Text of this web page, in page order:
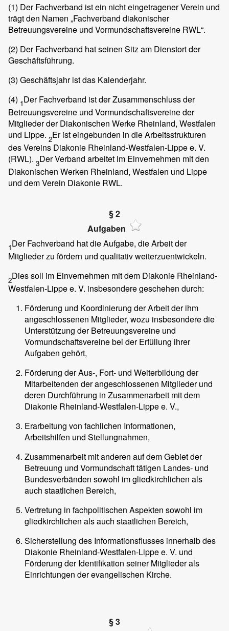
(1) Der Fachverband ist ein nicht eingetragener Verein und
trägt den Namen „Fachverband diakonischer
Betreuungsvereine und Vormundschaftsvereine RWL“.
(2) Der Fachverband hat seinen Sitz am Dienstort der
Geschäftsführung.
(3) Geschäftsjahr ist das Kalenderjahr.
(4) 1Der Fachverband ist der Zusammenschluss der
Betreuungsvereine und Vormundschaftsvereine der
Mitglieder der Diakonischen Werke Rheinland, Westfalen
und Lippe. 2Er ist eingebunden in die Arbeitsstrukturen
des Vereins Diakonie Rheinland-Westfalen-Lippe e. V.
(RWL). 3Der Verband arbeitet im Einvernehmen mit den
Diakonischen Werken Rheinland, Westfalen und Lippe
und dem Verein Diakonie RWL.
§ 2
Aufgaben
1Der Fachverband hat die Aufgabe, die Arbeit der
Mitglieder zu fördern und qualitativ weiterzuentwickeln.
2Dies soll im Einvernehmen mit dem Diakonie Rheinland-
Westfalen-Lippe e. V. insbesondere geschehen durch:
Förderung und Koordinierung der Arbeit der ihm
angeschlossenen Mitglieder, wozu insbesondere die
Unterstützung der Betreuungsvereine und
Vormundschaftsvereine bei der Erfüllung ihrer
Aufgaben gehört,
Förderung der Aus-, Fort- und Weiterbildung der
Mitarbeitenden der angeschlossenen Mitglieder und
deren Durchführung in Zusammenarbeit mit dem
Diakonie Rheinland-Westfalen-Lippe e. V.,
Erarbeitung von fachlichen Informationen,
Arbeitshilfen und Stellungnahmen,
Zusammenarbeit mit anderen auf dem Gebiet der
Betreuung und Vormundschaft tätigen Landes- und
Bundesverbänden sowohl im gliedkirchlichen als
auch staatlichen Bereich,
Vertretung in fachpolitischen Aspekten sowohl im
gliedkirchlichen als auch staatlichen Bereich,
Sicherstellung des Informationsflusses innerhalb des
Diakonie Rheinland-Westfalen-Lippe e. V. und
Förderung der Identifikation seiner Mitglieder als
Einrichtungen der evangelischen Kirche.
§ 3